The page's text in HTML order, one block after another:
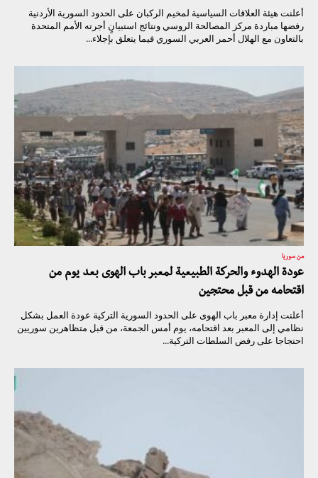
أعلنت هيئة العلاقات السياسية لمخيم الركبان على الحدود السورية الأردنية
رفضها مباردة مركز المصالحة الروسي ونتائج استبيانٍ أجرته الأمم المتحدة
بالتعاون مع الهلال أحمر العربي السوري فيما يتعلق بإجلاء...
من سوريا
عودة الهدوء والحركة الطبيعية لمعبر باب الهوى بعد يوم من
اقتحامه من قبل محتجين
أعلنت إدارة معبر باب الهوى على الحدود السورية التركية عودة العمل بشكل
نظامي إلى المعبر بعد اقتحامه، يوم أمس الجمعة، من قبل متظاهرين سوريين
احتجاجا على رفض السلطات التركية...